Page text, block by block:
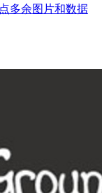
多余图片和数据